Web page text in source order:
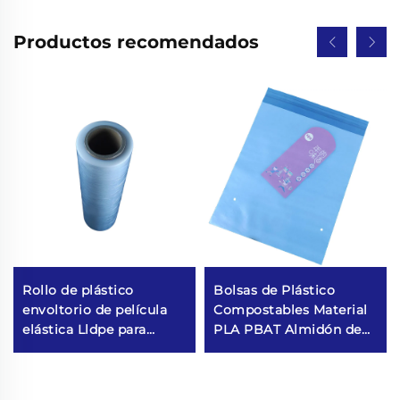
Productos recomendados
Rollo de plástico
envoltorio de película
elástica Lldpe para
empaquetado
Bolsas de Plástico
Compostables Material
PLA PBAT Almidón de
Maíz